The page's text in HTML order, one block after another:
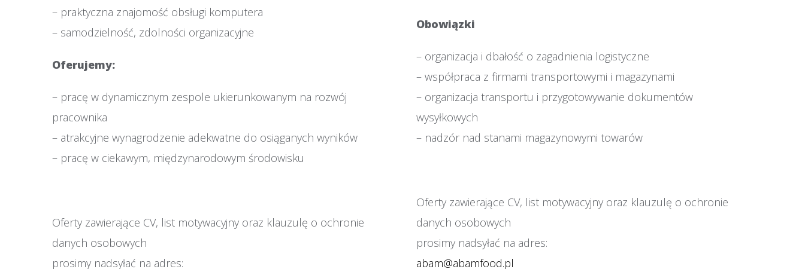
– praktyczna znajomość obsługi komputera
– samodzielność, zdolności organizacyjne
Oferujemy:
– pracę w dynamicznym zespole ukierunkowanym na rozwój
pracownika
– atrakcyjne wynagrodzenie adekwatne do osiąganych wyników
– pracę w ciekawym, międzynarodowym środowisku
Oferty zawierające CV, list motywacyjny oraz klauzulę o ochronie
danych osobowych
prosimy nadsyłać na adres:
Obowiązki
– organizacja i dbałość o zagadnienia logistyczne
– współpraca z firmami transportowymi i magazynami
– organizacja transportu i przygotowywanie dokumentów
wysyłkowych
– nadzór nad stanami magazynowymi towarów
Oferty zawierające CV, list motywacyjny oraz klauzulę o ochronie
danych osobowych
prosimy nadsyłać na adres:
abam@abamfood.pl